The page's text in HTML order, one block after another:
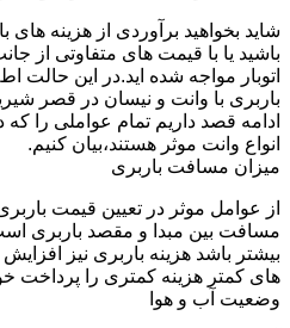
شاید بخواهید برآوردی از هزینه
باشید یا با قیمت های متفاوتی از
اتوبار مواجه شده اید.در این حالت
باربری با وانت و نیسان در قصر
ادامه قصد داریم تمام عواملی را
انواع وانت موثر هستند،بیان کنیم.
میزان مسافت باربری
از عوامل موثر در تعیین قیمت
مسافت بین مبدا و مقصد باربری
بیشتر باشد هزینه باربری نیز
های کمتر هزینه کمتری را پرداخت
وضعیت آب و هوا